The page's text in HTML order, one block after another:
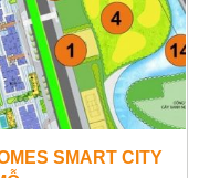
SMART CITY